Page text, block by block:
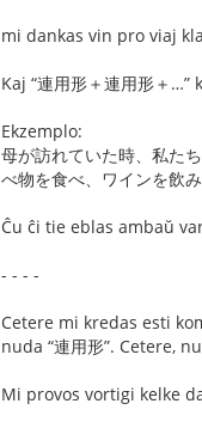
mi dankas vin pro viaj
Kaj “連用形＋連用形＋
Ekzemplo:
母が訪れていた時、私た
べ物を食べ、ワインを飲み
Ĉu ĉi tie eblas ambaŭ
- - - -
Cetere mi kredas esti
nuda “連用形”. Cetere,
Mi provos vortigi kelke